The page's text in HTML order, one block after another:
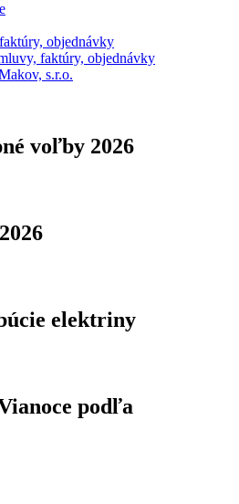
objednávky
faktúry, objednávky
s.r.o.
voľby 2026
elektriny
podľa